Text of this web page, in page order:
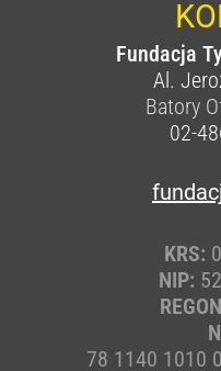
Fundacja
Al.
Batory
02-
KRS:
NIP:
78 1140 1010